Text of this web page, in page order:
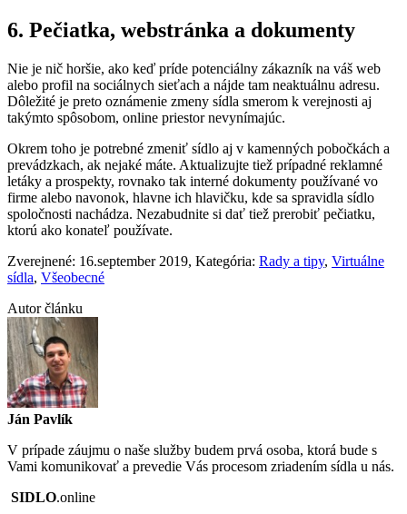
6. Pečiatka, webstránka a dokumenty
Nie je nič horšie, ako keď príde potenciálny zákazník na váš web
alebo profil na sociálnych sieťach a nájde tam neaktuálnu adresu.
Dôležité je preto oznámenie zmeny sídla smerom k verejnosti aj
takýmto spôsobom, online priestor nevynímajúc.
Okrem toho je potrebné zmeniť sídlo aj v kamenných pobočkách a
prevádzkach, ak nejaké máte. Aktualizujte tiež prípadné reklamné
letáky a prospekty, rovnako tak interné dokumenty používané vo
firme alebo navonok, hlavne ich hlavičku, kde sa spravidla sídlo
spoločnosti nachádza. Nezabudnite si dať tiež prerobiť pečiatku,
ktorú ako konateľ používate.
Zverejnené: 16.september 2019, Kategória: Rady a tipy, Virtuálne
sídla, Všeobecné
Autor článku
Ján Pavlík
V prípade záujmu o naše služby budem prvá osoba, ktorá bude s
Vami komunikovať a prevedie Vás procesom zriadením sídla u nás.
SIDLO.online